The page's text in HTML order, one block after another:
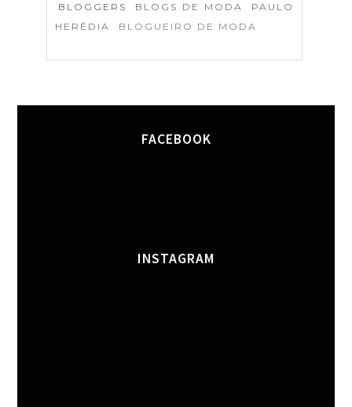
BLOGGERS
BLOGS DE MODA
PAULO
HERÉDIA
BLOGUEIRO DE MODA
FACEBOOK
INSTAGRAM